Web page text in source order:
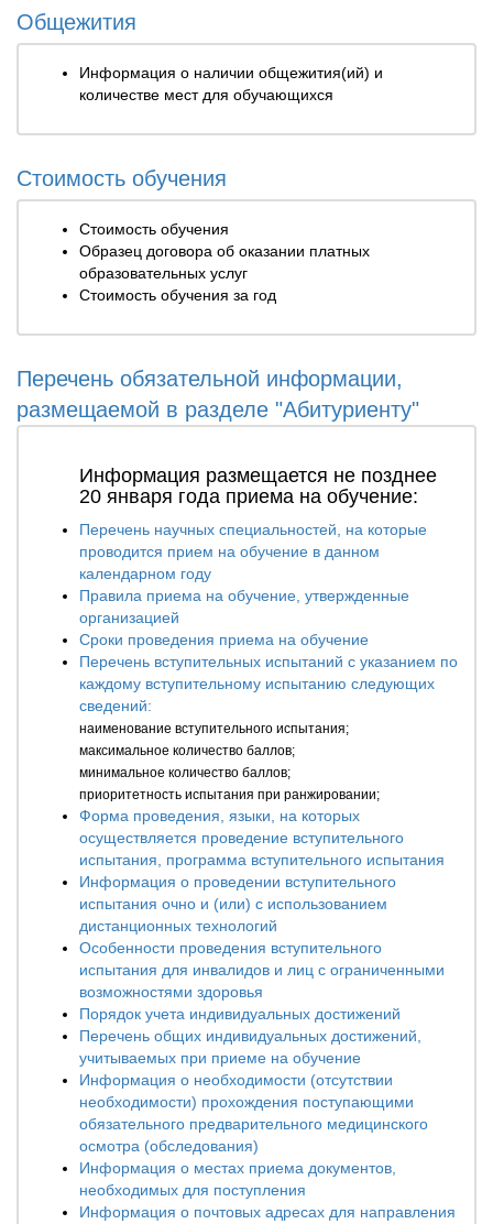
Общежития
Информация о наличии общежития(ий) и
количестве мест для обучающихся
Стоимость обучения
Стоимость обучения
Образец договора об оказании платных
образовательных услуг
Стоимость обучения за год
Перечень обязательной информации,
размещаемой в разделе "Абитуриенту"
Информация размещается не позднее
20 января года приема на обучение:
Перечень научных специальностей, на которые
проводится прием на обучение в данном
календарном году
Правила приема на обучение, утвержденные
организацией
Сроки проведения приема на обучение
Перечень вступительных испытаний с указанием по
каждому вступительному испытанию следующих
сведений:
наименование вступительного испытания;
максимальное количество баллов;
минимальное количество баллов;
приоритетность испытания при ранжировании;
Форма проведения, языки, на которых
осуществляется проведение вступительного
испытания, программа вступительного испытания
Информация о проведении вступительного
испытания очно и (или) с использованием
дистанционных технологий
Особенности проведения вступительного
испытания для инвалидов и лиц с ограниченными
возможностями здоровья
Порядок учета индивидуальных достижений
Перечень общих индивидуальных достижений,
учитываемых при приеме на обучение
Информация о необходимости (отсутствии
необходимости) прохождения поступающими
обязательного предварительного медицинского
осмотра (обследования)
Информация о местах приема документов,
необходимых для поступления
Информация о почтовых адресах для направления